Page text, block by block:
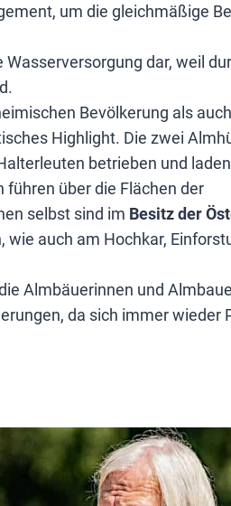
um die gleichmäßige
dar, weil
Bevölkerung als
Highlight. Die zwei
betrieben und
führen über die Flächen der
selbst sind im Besitz der
wie auch am Hochkar,
Almbäuerinnen und
da sich immer wieder